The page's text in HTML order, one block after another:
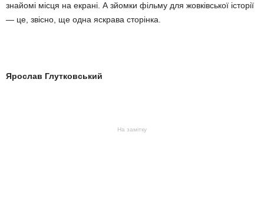
знайомі місця на екрані. А зйомки фільму для жовківської історії
— це, звісно, ще одна яскрава сторінка.
Ярослав Глутковський
На замітку